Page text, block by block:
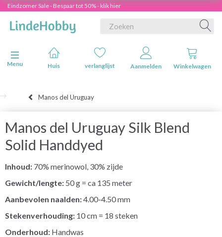
Eindzomer Sale - Bespaar tot 50% - klik hier
Navigatie in-/uitschakelen
Menu
Huis verlanglijst Aanmelden Winkelwagen
Manos del Uruguay
Manos del Uruguay Silk Blend
Solid Handdyed
Inhoud: 70% merinowol, 30% zijde
Gewicht/lengte: 50 g = ca 135 meter
Aanbevolen naalden:4.00-4.50 mm
Stekenverhouding: 10 cm = 18 steken
Onderhoud: Handwas